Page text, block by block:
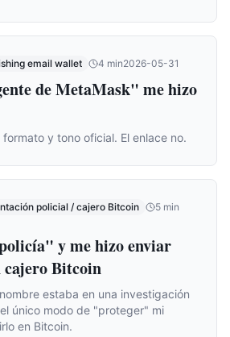
email wallet 4 min2026-05-31
de MetaMask" me hizo
formato y tono oficial. El enlace no.
policial / cajero Bitcoin 5 min
y me hizo enviar
cajero Bitcoin
estaba en una investigación
único modo de "proteger" mi
en Bitcoin.